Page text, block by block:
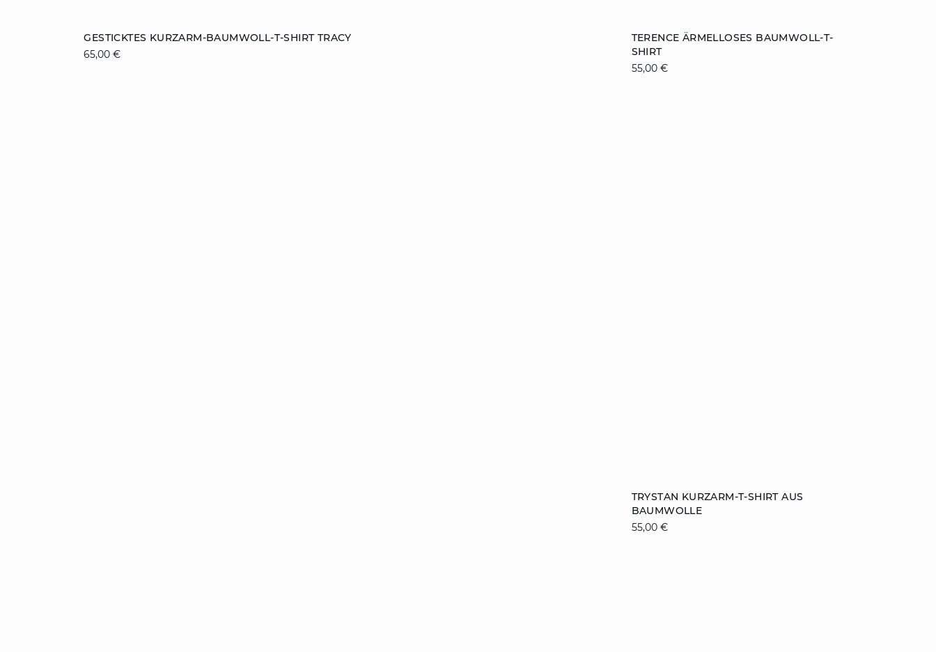
GESTICKTES KURZARM-BAUMWOLL-T-SHIRT TRACY
65,00 €
S
TERENCE ÄRMELLOSES BAUMWOLL-T-
SHIRT
55,00 €
ZUM WARENKORB HINZUFÜGEN
S
TRYSTAN KURZARM-T-SHIRT AUS
BAUMWOLLE
55,00 €
XS